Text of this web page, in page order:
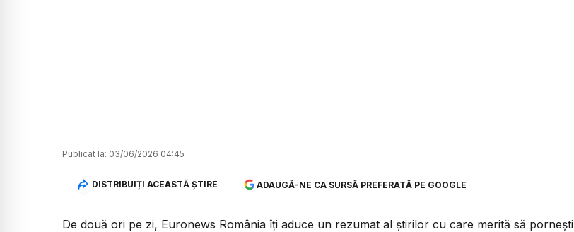
Publicat la: 03/06/2026 04:45
DISTRIBUIȚI ACEASTĂ ȘTIRE ADAUGĂ-NE CA SURSĂ PREFERATĂ PE GOOGLE
De două ori pe zi, Euronews România îți aduce un rezumat al știrilor cu care merită să pornești